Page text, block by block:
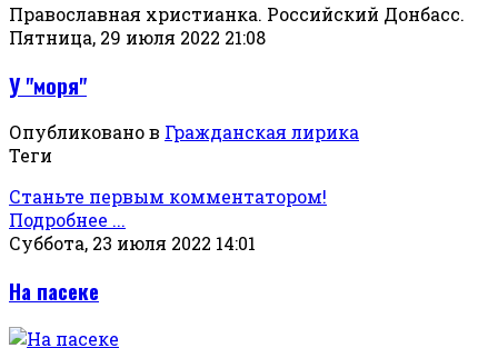
Православная христианка. Российский Донбасс.
Пятница, 29 июля 2022 21:08
У "моря"
Опубликовано в Гражданская лирика
Теги
Станьте первым комментатором!
Подробнее ...
Суббота, 23 июля 2022 14:01
На пасеке